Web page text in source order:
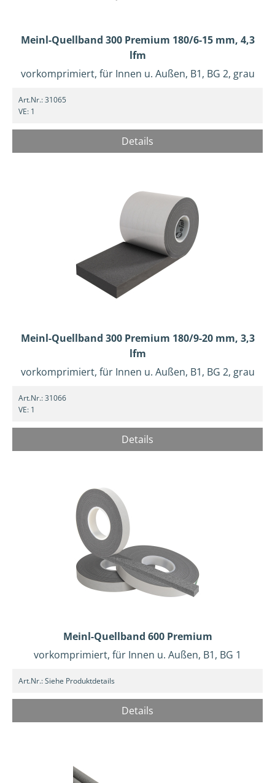
Meinl-Quellband 300 Premium 180/6-15 mm, 4,3
lfm
vorkomprimiert, für Innen u. Außen, B1, BG 2, grau
Art.Nr.:31065
VE: 1
Details
Meinl-Quellband 300 Premium 180/9-20 mm, 3,3
lfm
vorkomprimiert, für Innen u. Außen, B1, BG 2, grau
Art.Nr.:31066
VE: 1
Details
Meinl-Quellband 600 Premium
vorkomprimiert, für Innen u. Außen, B1, BG 1
Art.Nr.:Siehe Produktdetails
Details